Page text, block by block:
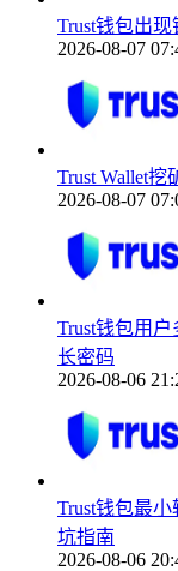
Trust钱包出
2026-08-07
Trust Wallet
2026-08-07
Trust钱包用
长密码
2026-08-06
Trust钱包最
坑指南
2026-08-06